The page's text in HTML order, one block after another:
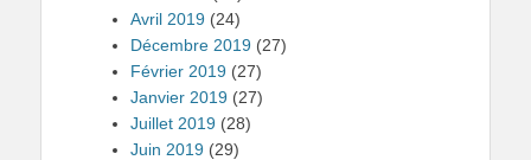
Avril 2019 (24)
Décembre 2019 (27)
Février 2019 (27)
Janvier 2019 (27)
Juillet 2019 (28)
Juin 2019 (29)